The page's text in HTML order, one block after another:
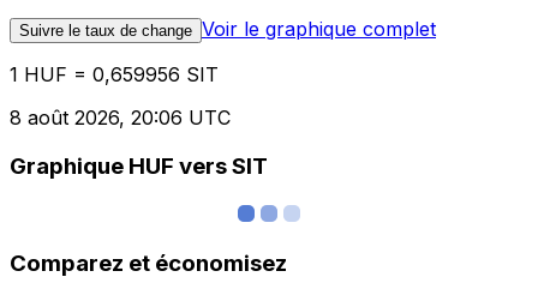
Suivre le taux de change Voir le graphique complet
1 HUF = 0,659956 SIT
8 août 2026, 20:06 UTC
Graphique HUF vers SIT
Comparez et économisez